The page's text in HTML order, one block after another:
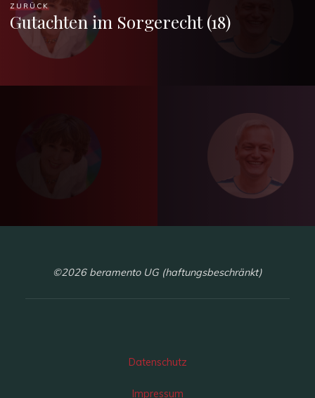
ZURÜCK
Gutachten im Sorgerecht (18)
©2026 beramento UG (haftungsbeschränkt)
Datenschutz
Impressum